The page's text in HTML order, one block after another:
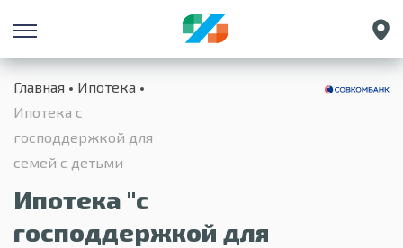
Санкт-Петербург
Екатеринбург
Главная
Ипотека
Ипотека с
господдержкой для
семей с детьми
Ипотека "с
господдержкой для